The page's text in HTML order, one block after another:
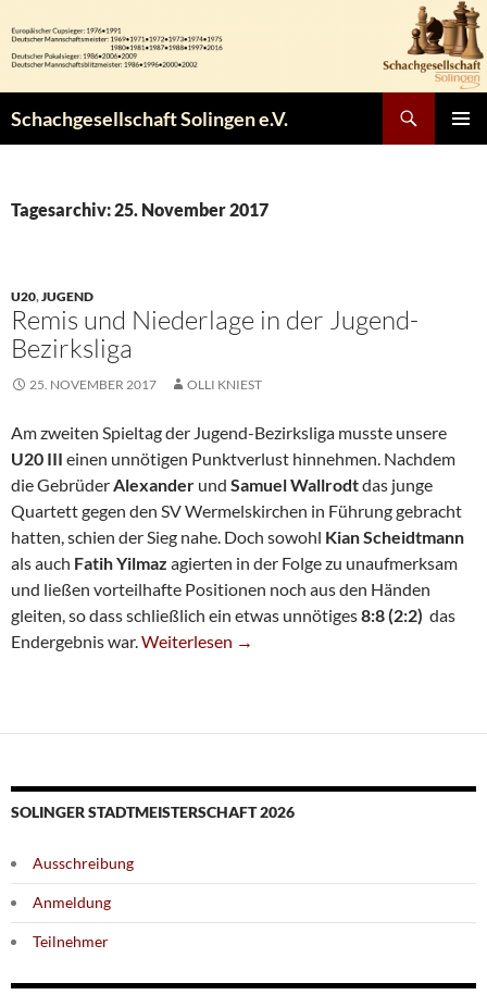
Inhalt
springen
Schachgesellschaft Solingen e.V.
Tagesarchiv: 25. November 2017
U20,JUGEND
Remis und Niederlage in der Jugend-
Bezirksliga
25. NOVEMBER 2017 OLLI KNIEST
Am zweiten Spieltag der Jugend-Bezirksliga musste unsere
U20 III einen unnötigen Punktverlust hinnehmen. Nachdem
die GebrüderAlexander und Samuel Wallrodtdas junge
Quartett gegen den SV Wermelskirchen in Führung gebracht
hatten, schien der Sieg nahe. Doch sowohl Kian Scheidtmann
als auch Fatih Yilmaz agierten in der Folge zu unaufmerksam
und ließen vorteilhafte Positionen noch aus den Händen
gleiten, so dass schließlich ein etwas unnötiges8:8 (2:2) das
Endergebnis war.Remis Und Niederlage In Der Jugend-
Weiterlesen →
SOLINGER STADTMEISTERSCHAFT 2026
Ausschreibung
Anmeldung
Teilnehmer